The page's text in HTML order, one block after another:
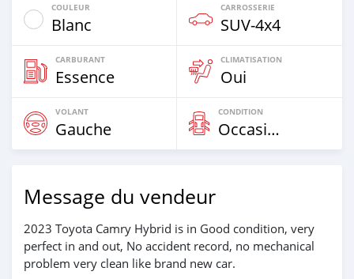
COULEUR
Blanc
CARROSSERIE
SUV‒4x4
CARBURANT
Essence
CLIMATISATION
Oui
VOLANT
Gauche
CONDITION
Occasion
Message du vendeur
2023 Toyota Camry Hybrid is in Good condition, very
perfect in and out, No accident record, no mechanical
problem very clean like brand new car.